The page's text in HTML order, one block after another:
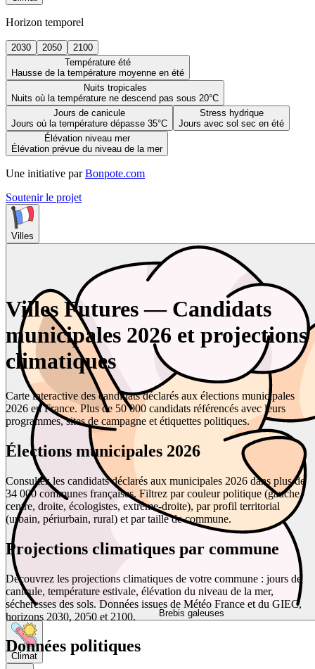
Horizon temporel
2030 2050
2100
Température été
Hausse de la température moyenne en été
Nuits tropicales
Nuits où la température ne descend pas sous 20°C
Jours de canicule
Jours où la température dépasse 35°C
Stress hydrique
Jours avec sol sec en été
Élévation niveau mer
Élévation prévue du niveau de la mer
Une initiative par Bonpote.com
Soutenir le projet
Villes
Brebis galeuses
Climat
Villes Futures — Candidats
municipales 2026 et projections
climatiques
Carte interactive des candidats déclarés aux élections municipales
2026 en France. Plus de 50 000 candidats référencés avec leurs
programmes, sites de campagne et étiquettes politiques.
Élections municipales 2026
Consultez les candidats déclarés aux municipales 2026 dans plus de
34 000 communes françaises. Filtrez par couleur politique (gauche,
centre, droite, écologistes, extrême-droite), par profil territorial
(urbain, périurbain, rural) et par taille de commune.
Projections climatiques par commune
Découvrez les projections climatiques de votre commune : jours de
canicule, température estivale, élévation du niveau de la mer,
sécheresses des sols. Données issues de Météo France et du GIEC,
horizons 2030, 2050 et 2100.
Données politiques